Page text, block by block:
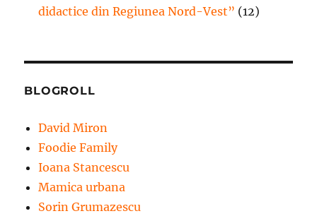
didactice din Regiunea Nord-Vest” (12)
BLOGROLL
David Miron
Foodie Family
Ioana Stancescu
Mamica urbana
Sorin Grumazescu